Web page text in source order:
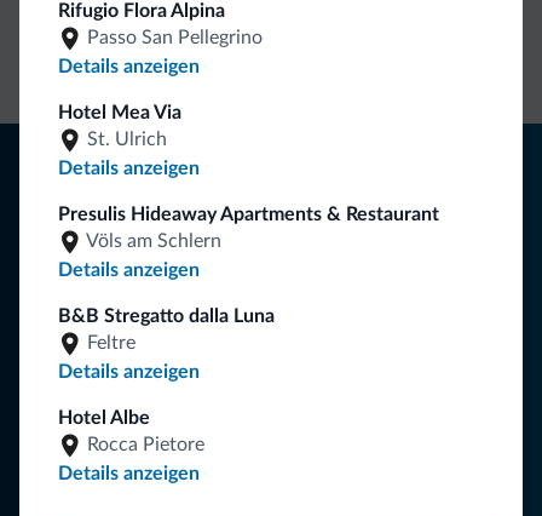
Rifugio Flora Alpina
Passo San Pellegrino
Details anzeigen
Hotel Mea Via
St. Ulrich
Details anzeigen
Presulis Hideaway Apartments & Restaurant
Völs am Schlern
Details anzeigen
B&B Stregatto dalla Luna
Feltre
Details anzeigen
Hotel Albe
Rocca Pietore
Details anzeigen
Kontakt
Preise
Folgen Sie Dolomiti.it auf
Tipps aus den Dolomiten
Sie erhalten Informationen, exklusive Angebote und
Neuigkeiten für Ihren Urlaub in den Dolomiten.